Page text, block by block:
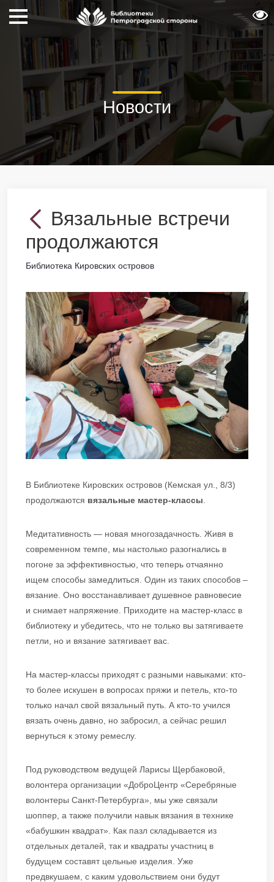
Новости
Вязальные встречи
продолжаются
Библиотека Кировских островов
В Библиотеке Кировских островов (Кемская ул., 8/3)
продолжаются вязальные мастер-классы
Медитативность — новая многозадачность. Живя в
современном темпе, мы настолько разогнались в
погоне за эффективностью, что теперь отчаянно
ищем способы замедлиться. Один из таких способов –
вязание. Оно восстанавливает душевное равновесие
и снимает напряжение. Приходите на мастер-класс в
библиотеку и убедитесь, что не только вы затягиваете
петли, но и вязание затягивает вас.
На мастер-классы приходят с разными навыками: кто-
то более искушен в вопросах пряжи и петель, кто-то
только начал свой вязальный путь. А кто-то учился
вязать очень давно, но забросил, а сейчас решил
вернуться к этому ремеслу.
Под руководством ведущей Ларисы Щербаковой,
волонтера организации «ДоброЦентр «Серебряные
волонтеры Санкт-Петербурга», мы уже связали
шоппер, а также получили навык вязания в технике
«бабушкин квадрат». Как пазл складывается из
отдельных деталей, так и квадраты участниц в
будущем составят цельные изделия. Уже
предвкушаем, с каким удовольствием они будут